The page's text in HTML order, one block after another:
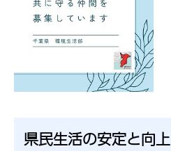
県民生活の安定と向上